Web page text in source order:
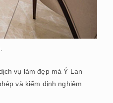
vụ làm đẹp mà Ý Lan
và kiểm định nghiêm